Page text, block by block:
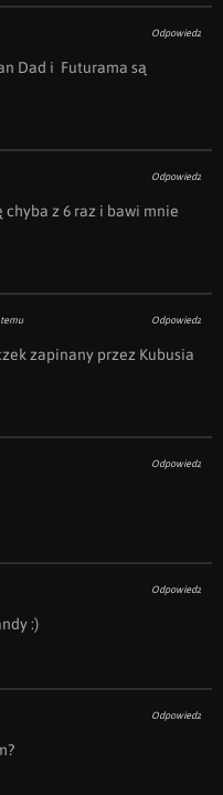
Odpowiedz
Dad i  Futurama są
Odpowiedz
z 6 raz i bawi mnie
Odpowiedz
zapinany przez Kubusia
Odpowiedz
Odpowiedz
:)
Odpowiedz